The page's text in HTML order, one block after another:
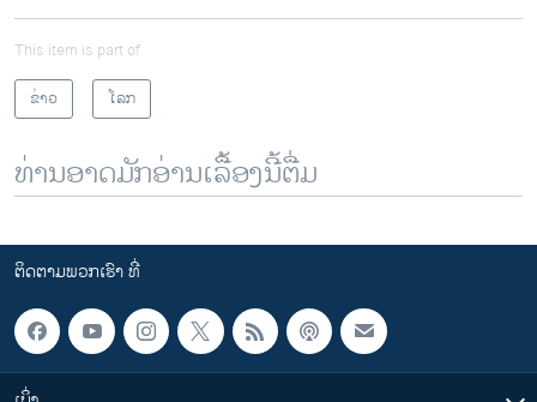
This item is part of
ຂ່າວ
ໂລກ
ທ່ານອາດມັກອ່ານເລື້ອງນີ້ຕື່ມ
ຕິດຕາມພວກເຮົາ ທີ່